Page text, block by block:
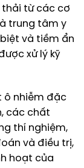
thải từ các cơ
trung tâm y
và tiềm ẩn
xử lý kỹ
ô nhiễm đặc
các chất
thí nghiệm,
và điều trị,
hoạt của